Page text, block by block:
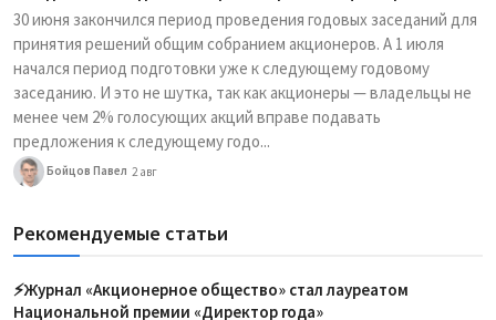
30 июня закончился период проведения годовых заседаний для
принятия решений общим собранием акционеров. А 1 июля
начался период подготовки уже к следующему годовому
заседанию. И это не шутка, так как акционеры — владельцы не
менее чем 2% голосующих акций вправе подавать
предложения к следующему годо...
Бойцов Павел 2 авг
Рекомендуемые статьи
⚡️Журнал «Акционерное общество» стал лауреатом
Национальной премии «Директор года»